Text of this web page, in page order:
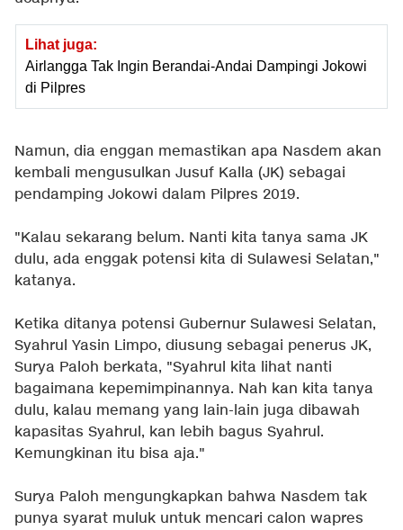
Lihat juga:
Airlangga Tak Ingin Berandai-Andai Dampingi Jokowi
di Pilpres
Namun, dia enggan memastikan apa Nasdem akan
kembali mengusulkan Jusuf Kalla (JK) sebagai
pendamping Jokowi dalam Pilpres 2019.
"Kalau sekarang belum. Nanti kita tanya sama JK
dulu, ada enggak potensi kita di Sulawesi Selatan,"
katanya.
Ketika ditanya potensi Gubernur Sulawesi Selatan,
Syahrul Yasin Limpo, diusung sebagai penerus JK,
Surya Paloh berkata, "Syahrul kita lihat nanti
bagaimana kepemimpinannya. Nah kan kita tanya
dulu, kalau memang yang lain-lain juga dibawah
kapasitas Syahrul, kan lebih bagus Syahrul.
Kemungkinan itu bisa aja."
Surya Paloh mengungkapkan bahwa Nasdem tak
punya syarat muluk untuk mencari calon wapres